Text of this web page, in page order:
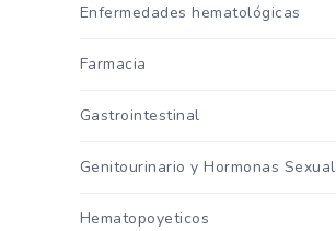
Enfermedades hematológicas
Farmacia
Gastrointestinal
Genitourinario y Hormonas Sexual
Hematopoyeticos